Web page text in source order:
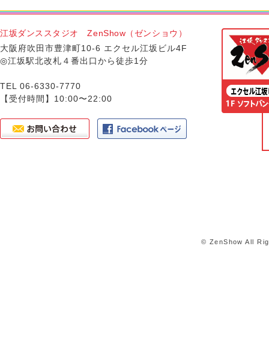
江坂ダンススタジオ ZenShow（ゼンショウ）
大阪府吹田市豊津町10-6 エクセル江坂ビル4F
◎江坂駅北改札４番出口から徒歩1分
TEL 06-6330-7770
【受付時間】10:00〜22:00
© ZenShow All